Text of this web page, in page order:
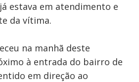
estava em atendimento e
da vítima.
na manhã deste
à entrada do bairro de
em direção ao